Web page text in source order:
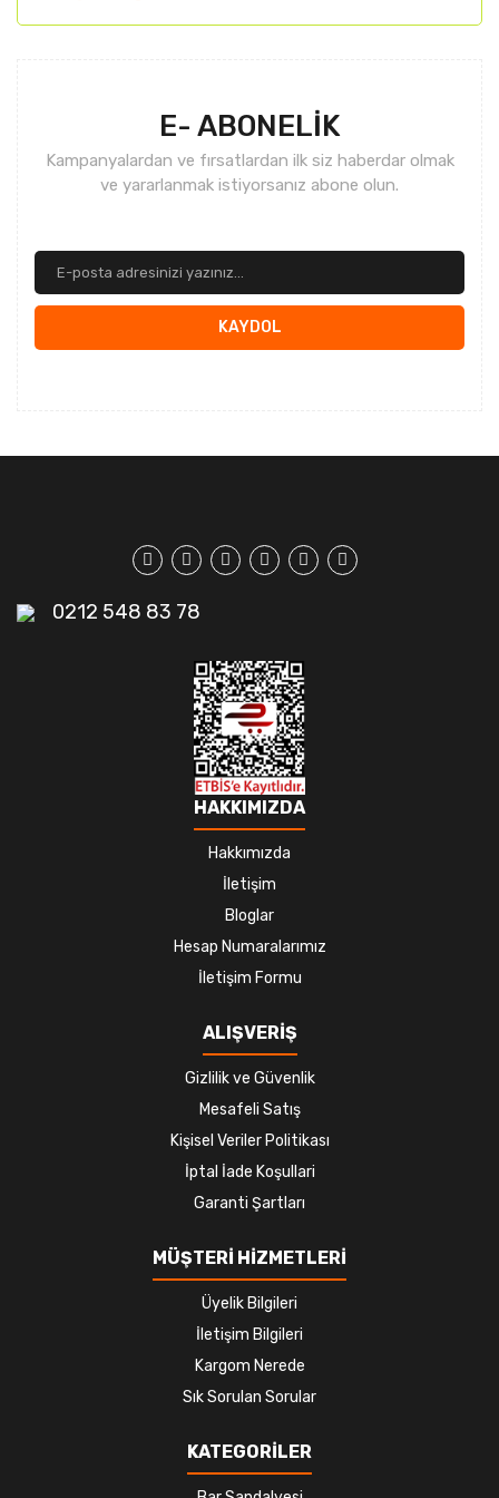
E- ABONELİK
Kampanyalardan ve fırsatlardan ilk siz haberdar olmak
ve yararlanmak istiyorsanız abone olun.
KAYDOL
0212 548 83 78
HAKKIMIZDA
Hakkımızda
İletişim
Bloglar
Hesap Numaralarımız
İletişim Formu
ALIŞVERİŞ
Gizlilik ve Güvenlik
Mesafeli Satış
Kişisel Veriler Politikası
İptal İade Koşullari
Garanti Şartları
MÜŞTERİ HİZMETLERİ
Üyelik Bilgileri
İletişim Bilgileri
Kargom Nerede
Sık Sorulan Sorular
KATEGORİLER